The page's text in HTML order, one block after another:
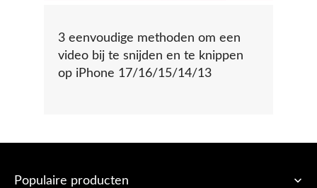
3 eenvoudige methoden om een ​​
video bij te snijden en te knippen
op iPhone 17/16/15/14/13
Populaire producten